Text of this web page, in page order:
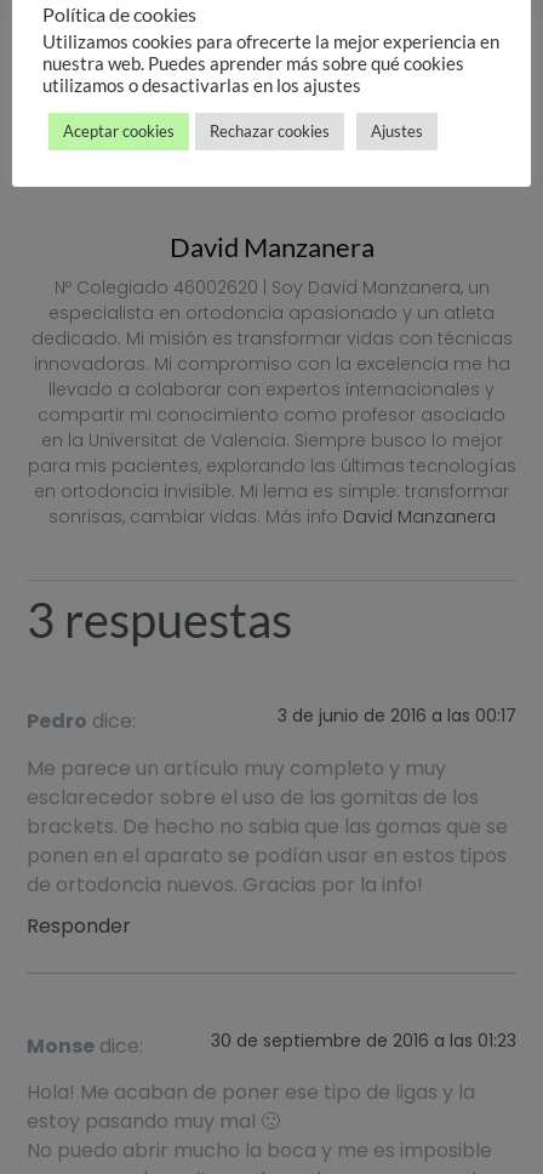
VER PRECIOS
David Manzanera
Nº Colegiado 46002620 | Soy David Manzanera, un
especialista en ortodoncia apasionado y un atleta
dedicado. Mi misión es transformar vidas con técnicas
innovadoras. Mi compromiso con la excelencia me ha
llevado a colaborar con expertos internacionales y
compartir mi conocimiento como profesor asociado
en la Universitat de Valencia. Siempre busco lo mejor
para mis pacientes, explorando las últimas tecnologías
en ortodoncia invisible. Mi lema es simple: transformar
sonrisas, cambiar vidas. Más info David Manzanera
3 respuestas
Pedro dice: 3 de junio de 2016 a las 00:17
Me parece un artículo muy completo y muy
esclarecedor sobre el uso de las gomitas de los
brackets. De hecho no sabia que las gomas que se
ponen en el aparato se podían usar en estos tipos
de ortodoncia nuevos. Gracias por la info!
Responder
Monse dice: 30 de septiembre de 2016 a las 01:23
Hola! Me acaban de poner ese tipo de ligas y la
estoy pasando muy mal 🙁
No puedo abrir mucho la boca y me es imposible
Política de cookies
Utilizamos cookies para ofrecerte la mejor experiencia en
nuestra web. Puedes aprender más sobre qué cookies
utilizamos o desactivarlas en los ajustes
Aceptar cookies Rechazar cookies Ajustes